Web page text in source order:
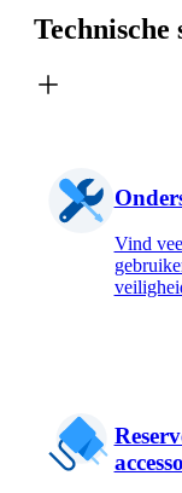
Technische
Vind